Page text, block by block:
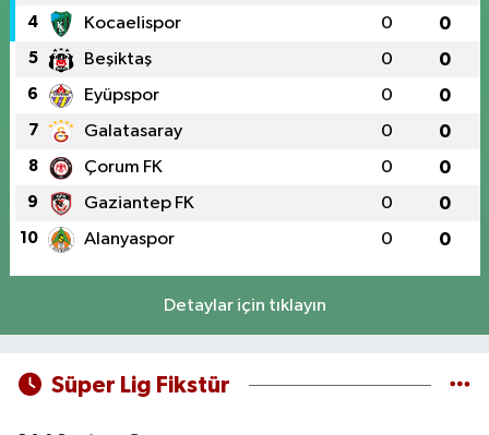
4 Kocaelispor 0 0
5 Beşiktaş 0 0
6 Eyüpspor 0 0
7 Galatasaray 0 0
8 Çorum FK 0 0
9 Gaziantep FK 0 0
10 Alanyaspor 0 0
Detaylar için tıklayın
Süper Lig Fikstür